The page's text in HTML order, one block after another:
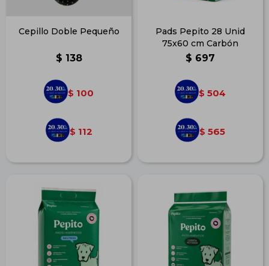
Cepillo Doble Pequeño
$ 138
$ 100
$ 112
Pads Pepito 28 Unid
75x60 cm Carbón
$ 697
$ 504
$ 565